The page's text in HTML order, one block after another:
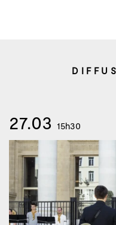
27.03 15h30